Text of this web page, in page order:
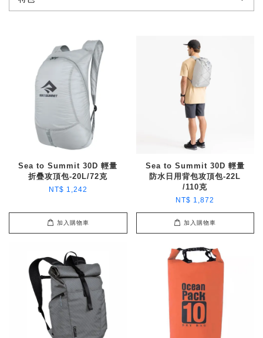
Sea to Summit 30D 輕量
折疊攻頂包-20L/72克
NT$ 1,242
加入購物車
Sea to Summit 30D 輕量
防水日用背包攻頂包-22L
/110克
NT$ 1,872
加入購物車